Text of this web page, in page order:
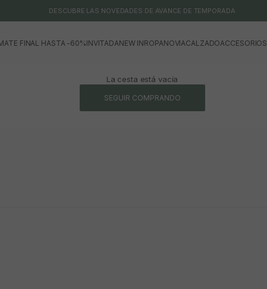
DESCUBRE LAS NOVEDADES DE AVANCE DE TEMPORADA
FINAL HASTA -60%INVITADANEW INROPANOVIACALZADOACCESORIOS
La cesta está vacía
SEGUIR COMPRANDO